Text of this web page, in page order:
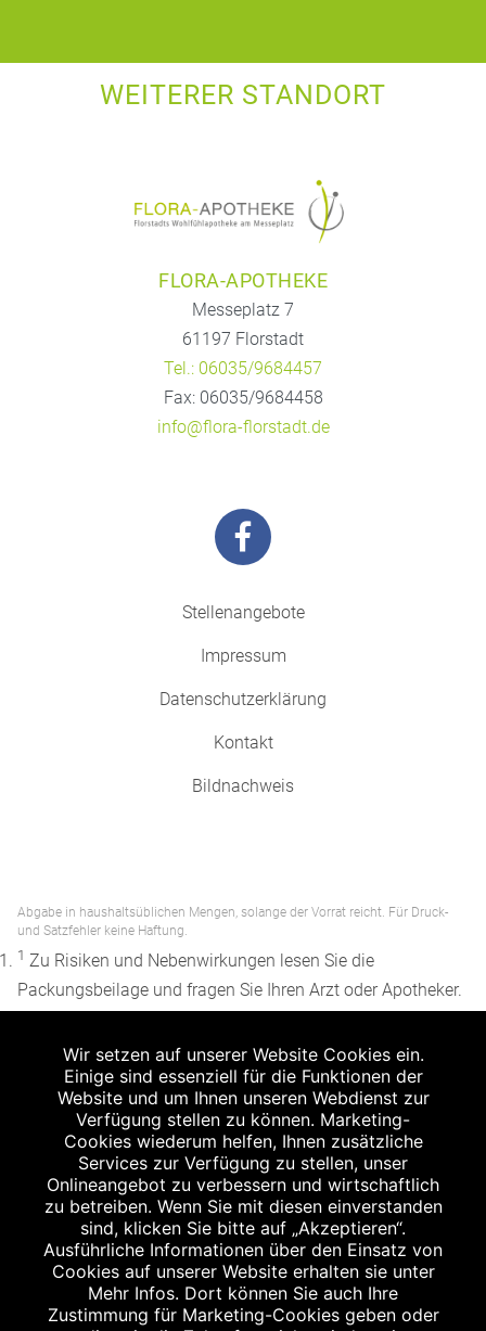
WEITERER STANDORT
FLORA-APOTHEKE
Messeplatz 7
61197 Florstadt
Tel.: 06035/9684457
Fax: 06035/9684458
info@flora-florstadt.de
Stellenangebote
Impressum
Datenschutzerklärung
Kontakt
Bildnachweis
Abgabe in haushaltsüblichen Mengen, solange der Vorrat reicht. Für Druck-
und Satzfehler keine Haftung.
1 Zu Risiken und Nebenwirkungen lesen Sie die
Packungsbeilage und fragen Sie Ihren Arzt oder Apotheker.
Apothekenerstattungspreis (AEP). Der AEP ist keine
unverbindliche Preisempfehlung der Hersteller. Der AEP ist
ein von den Apotheken in Ansatz gebrachter Preis für
rezeptfreie Arzneimittel. Er entspricht in der Höhe dem für
Apotheken verbindlichen Abgabepreis, zu dem eine
Apotheke in bestimmten Fällen (z.B. bei Kindern unter 12
Jahren) das Produkt mit der gesetzlichen
Krankenversicherung abrechnet. Der AEP ist der allgemeine
Erstattungspreis im Falle einer Kostenübernahme durch die
gesetzlichen Krankenkassen, vor Abzug eines
Wir setzen auf unserer Website Cookies ein.
Einige sind essenziell für die Funktionen der
Website und um Ihnen unseren Webdienst zur
Verfügung stellen zu können. Marketing-
Cookies wiederum helfen, Ihnen zusätzliche
Services zur Verfügung zu stellen, unser
Onlineangebot zu verbessern und wirtschaftlich
zu betreiben. Wenn Sie mit diesen einverstanden
sind, klicken Sie bitte auf „Akzeptieren“.
Ausführliche Informationen über den Einsatz von
Cookies auf unserer Website erhalten sie unter
Mehr Infos. Dort können Sie auch Ihre
Zustimmung für Marketing-Cookies geben oder